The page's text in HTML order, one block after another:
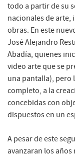
todo a partir de su
nacionales de arte,
obras. En este
José Alejandro
Abadía, quienes
video arte que se
una pantalla), pero
completo, a la
concebidas con
dispuestos en un
A pesar de este
avanzaran los